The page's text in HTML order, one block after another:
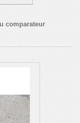
comparateur